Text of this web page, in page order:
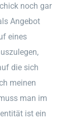
noch gar
Angebot
eines
die sich
meinen
man im
ist ein